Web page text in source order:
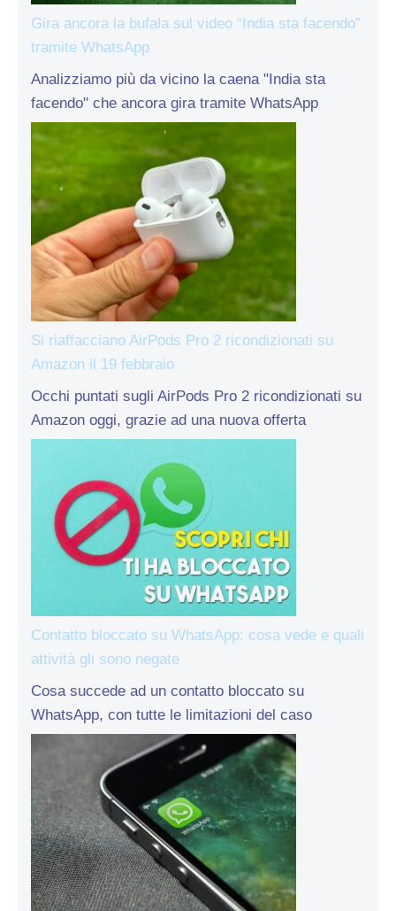
Gira ancora la bufala sul video “India sta facendo”
tramite WhatsApp
Analizziamo più da vicino la caena "India sta
facendo" che ancora gira tramite WhatsApp
Si riaffacciano AirPods Pro 2 ricondizionati su
Amazon il 19 febbraio
Occhi puntati sugli AirPods Pro 2 ricondizionati su
Amazon oggi, grazie ad una nuova offerta
Contatto bloccato su WhatsApp: cosa vede e quali
attività gli sono negate
Cosa succede ad un contatto bloccato su
WhatsApp, con tutte le limitazioni del caso